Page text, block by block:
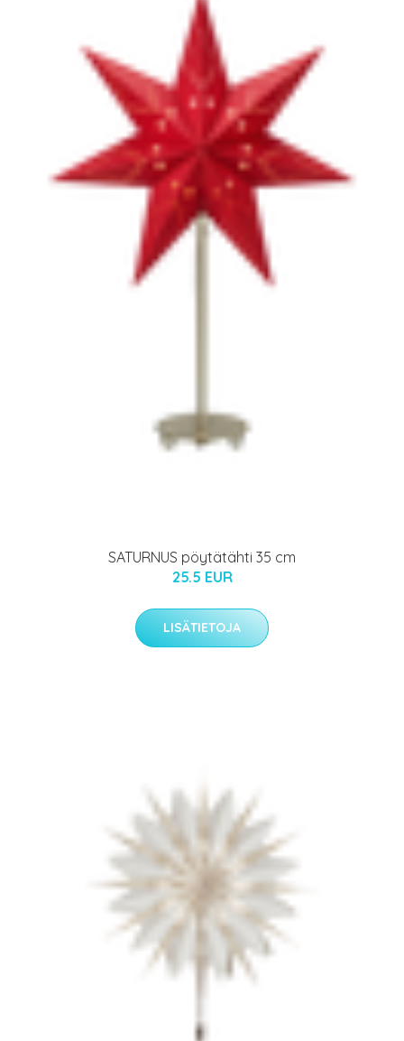
SATURNUS pöytätähti 35 cm
25.5 EUR
LISÄTIETOJA